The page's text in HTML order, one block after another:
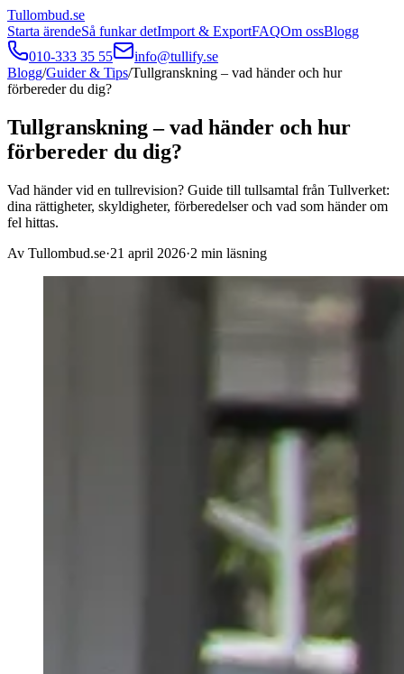
Tullombud.se
Starta ärendeSå funkar detImport & ExportFAQOm ossBlogg
010-333 35 55
info@tullify.se
Blogg/Guider & Tips/Tullgranskning – vad händer och hur
förbereder du dig?
Tullgranskning – vad händer och hur
förbereder du dig?
Vad händer vid en tullrevision? Guide till tullsamtal från Tullverket:
dina rättigheter, skyldigheter, förberedelser och vad som händer om
fel hittas.
Av Tullombud.se·21 april 2026·2 min läsning